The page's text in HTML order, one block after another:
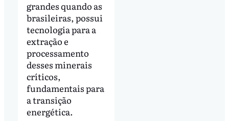
grandes quando as
brasileiras, possui
tecnologia para a
extração e
processamento
desses minerais
críticos,
fundamentais para
a transição
energética.